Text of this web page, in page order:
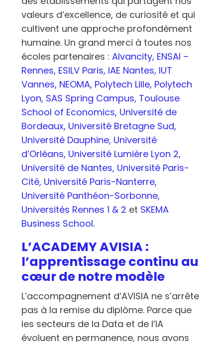
valeurs d’excellence, de curiosité et qui
cultivent une approche profondément
humaine. Un grand merci à toutes nos
écoles partenaires : AIvancity, ENSAI –
Rennes, ESILV Paris, IAE Nantes, IUT
Vannes, NEOMA, Polytech Lille, Polytech
Lyon, SAS Spring Campus, Toulouse
School of Economics, Université de
Bordeaux, Université Bretagne Sud,
Université Dauphine, Université
d’Orléans, Université Lumière Lyon 2,
Université de Nantes, Université Paris-
Cité, Université Paris-Nanterre,
Université Panthéon-Sorbonne,
Universités Rennes 1 & 2 et SKEMA
Business School.
L’ACADEMY AVISIA :
l’apprentissage continu au
cœur de notre modèle
L’accompagnement d’AVISIA ne s’arrête
pas à la remise du diplôme. Parce que
les secteurs de la Data et de l’IA
évoluent en permanence, nous avons